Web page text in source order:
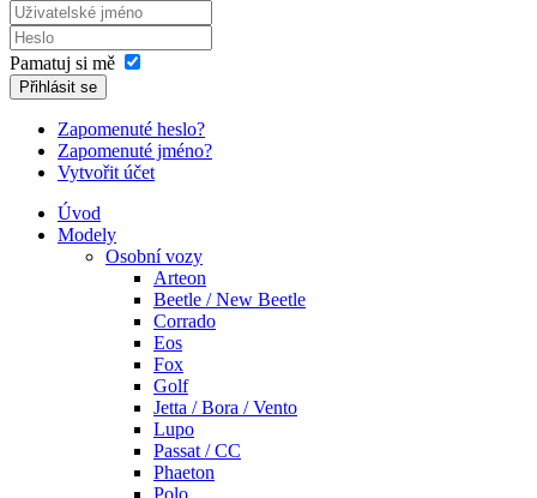
Pamatuj si mě
Přihlásit se
Zapomenuté heslo?
Zapomenuté jméno?
Vytvořit účet
Úvod
Modely
Osobní vozy
Arteon
Beetle / New Beetle
Corrado
Eos
Fox
Golf
Jetta / Bora / Vento
Lupo
Passat / CC
Phaeton
Polo